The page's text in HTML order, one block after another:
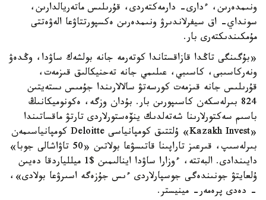
ونىمدەرىن، ءدارى- دارمەكتەردى، قۇرىلىس ماتەريالدارىن،
سونداي- اق سيفرلاندىرۋ ونىمدەرىن ەكسپورتتاۋعا الەۋەتتى
مۇمكىندىكتەرى بار.
«بۇگىنگى تاڭدا قازاقستاندا كوتەرمە جانە بولشەك ساۋدا، وڭدەۋ
ونەركاسىبى، كاسىبي، عىلىمي جانە تەحنيكالىق قىزمەت،
قۇرىلىس جانە قىزمەت كورسەتۋ سالالارىندا جۇمىس ىستەيتىن
824 بىرلەسكەن كاسىپورىن بار. بۇدان وزگە، ەكونوميكانىڭ
باسىم سەكتورلارىنا شەتەلدىك ينۆەستورلاردى تارتۋ ماقساتىندا
«Kazakh Invest» ۇلتتىق كومپانياسى Deloitte كومپانياسىمەن
بىرلەسىپ، قىرعىز تاراپىنا قاتىسۋعا بولاتىن «50 تاۋاشالى جوبا»
دايىندادى. البەتتە، ءوزارا ساۋدا اينالىمىن $1 ميللياردقا دەيىن
ۇلعايتۋ جونىندەگى جوسپارلاردى ءىس جۇزەگە اسىرۋعا بولادى»،
- دەدى پرەمەر- مينيستر.